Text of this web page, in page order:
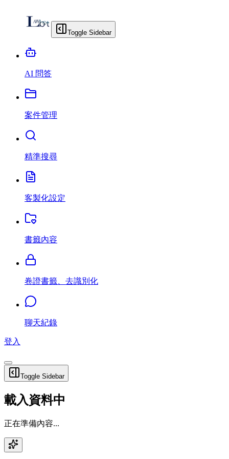
Toggle Sidebar
AI 問答
案件管理
精準搜尋
客製化設定
書籤內容
卷證書籤、去識別化
聊天紀錄
登入
Toggle Sidebar
載入資料中
正在準備內容...